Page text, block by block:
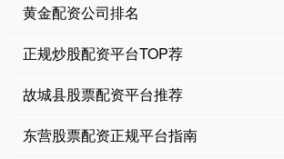
黄金配资公司排名
正规炒股配资平台TOP荐
故城县股票配资平台推荐
东营股票配资正规平台指南